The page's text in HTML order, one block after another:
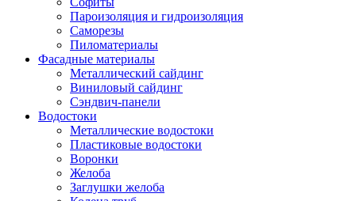
Пароизоляция и гидроизоляция
Саморезы
Пиломатериалы
Фасадные материалы
Металлический сайдинг
Виниловый сайдинг
Сэндвич-панели
Водостоки
Металлические водостоки
Пластиковые водостоки
Воронки
Желоба
Заглушки желоба